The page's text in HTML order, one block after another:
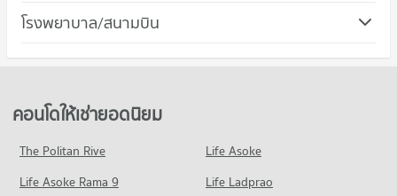
ขายคอนโด ม.เทคโนโลยีราชมงคลรัตนโกสินทร์
89 โครงการ
คอนโดให้เช่า ม.มหิดล ศาลายา
มีคอนโดให้เช่า 175 ประกาศ
มีคอนโดขาย 382 ประกาศ
คอนโดให้เช่า เดอะ ศาลายา เลเชอร์ปาร์ค
คอนโด เซ็นทรัล พลาซ่า ศาลายา
มีคอนโดให้เช่า 64 ประกาศ
คอนโด ถนนบรมราชชนนี
คอนโดให้เช่า ถนนบรมราชชนนี
ขายคอนโด ถนนบรมราชชนนี
มีคอนโดขาย 510 ประกาศ
คอนโด เทสโก้โลตัส ศาลายา
41 โครงการ
โรงพยาบาล/สนามบิน
คอนโด รพ.พุทธมณฑล
คอนโดให้เช่า รพ.พุทธมณฑล
มีคอนโดให้เช่า 137 ประกาศ
ขายคอนโด รพ.พุทธมณฑล
คอนโดให้เช่ายอดนิยม
The Politan Rive
Life Asoke
Life Asoke Rama 9
Life Ladprao